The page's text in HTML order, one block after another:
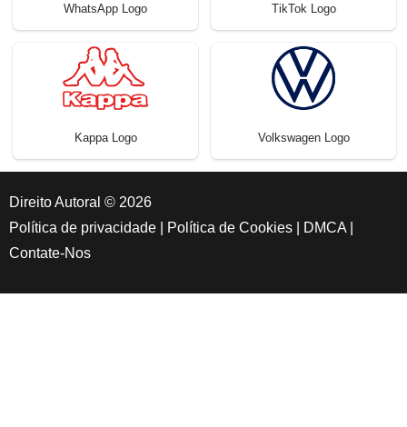
WhatsApp Logo TikTok Logo
Kappa Logo Volkswagen Logo
Direito Autoral © 2026
Política de privacidade
Política de Cookies DMCA
Contate-Nos